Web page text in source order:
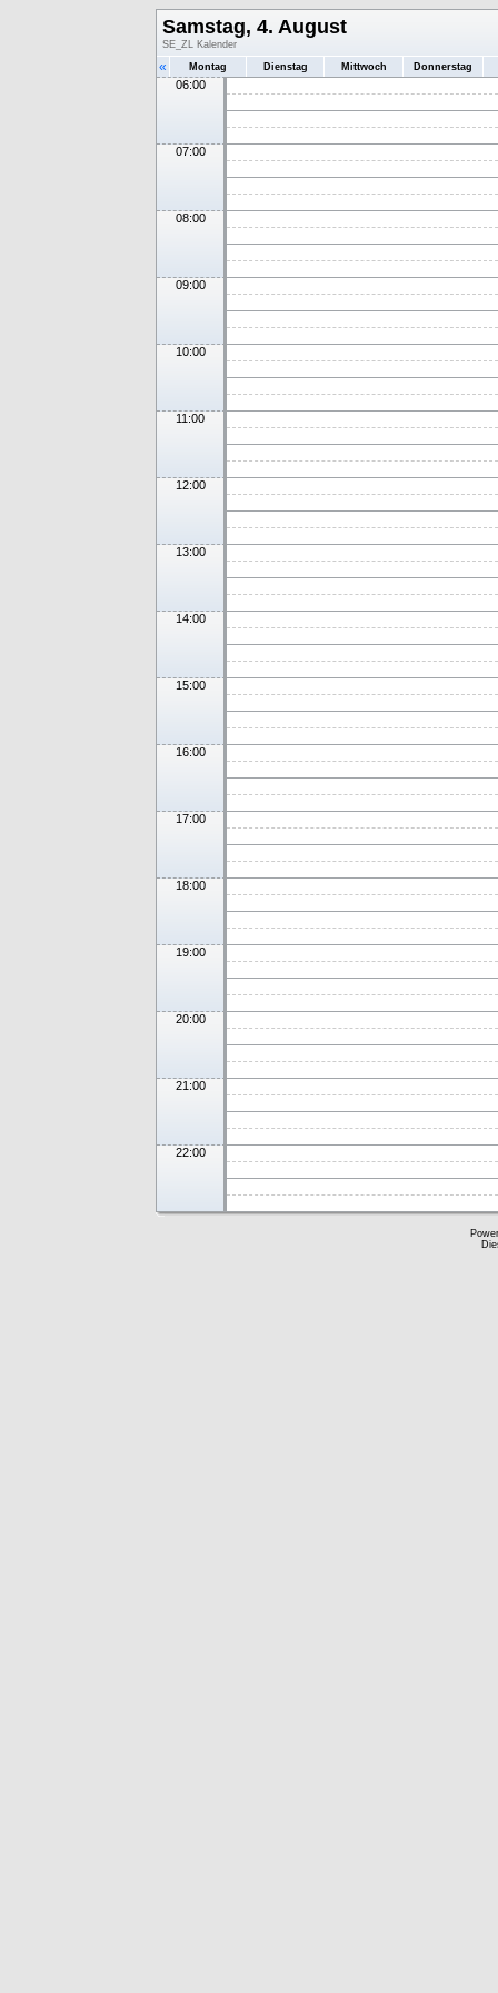
Samstag, 4. August
SE_ZL Kalender
« Montag Dienstag Mittwoch Donnerstag
06:00
07:00
08:00
09:00
10:00
11:00
12:00
13:00
14:00
15:00
16:00
17:00
18:00
19:00
20:00
21:00
22:00